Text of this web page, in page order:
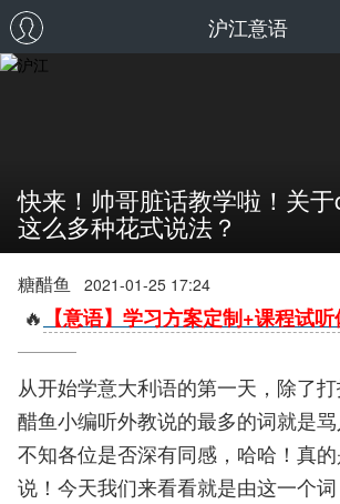
沪江意语
快来！帅哥脏话教学啦！关
这么多种花式说法？
糖醋鱼 2021-01-25 17:24
🔥 【意语】学习方案定制+课程试
从开始学意大利语的第一天，除了
醋鱼小编听外教说的最多的词就是
不知各位是否深有同感，哈哈！真
说！今天我们来看看就是由这一个